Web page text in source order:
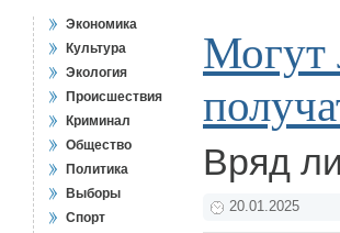
Экономика
Культура
Экология
Происшествия
Криминал
Общество
Политика
Выборы
Спорт
Могут
Вряд
20.01.2025